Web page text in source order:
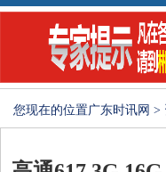
您现在的位置广东时讯网 >